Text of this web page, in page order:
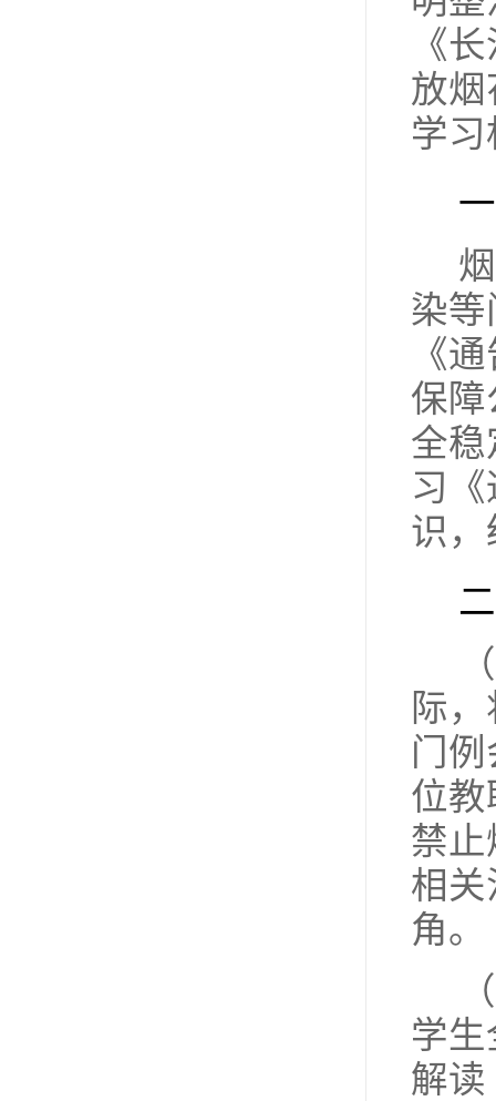
《
放
学
染
《
保
全
习
识，
际
门
位
禁
相关
角。
学
解